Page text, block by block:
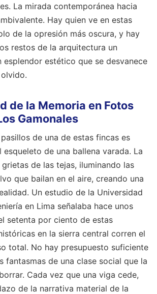
La mirada contemporánea hacia
Hay quien ve en estas
de la opresión más oscura, y hay
restos de la arquitectura un
esplendor estético que se desvanece
de la Memoria en Fotos
Gamonales
de una de estas fincas es
de una ballena varada. La
de las tejas, iluminando las
que bailan en el aire, creando una
Un estudio de la Universidad
en Lima señalaba hace unos
setenta por ciento de estas
en la sierra central corren el
total. No hay presupuesto suficiente
fantasmas de una clase social que la
Cada vez que una viga cede,
de la narrativa material de la